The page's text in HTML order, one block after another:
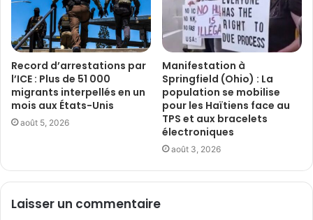
Record d’arrestations par
l’ICE : Plus de 51 000
migrants interpellés en un
mois aux États-Unis
août 5, 2026
Manifestation à
Springfield (Ohio) : La
population se mobilise
pour les Haïtiens face au
TPS et aux bracelets
électroniques
août 3, 2026
Laisser un commentaire